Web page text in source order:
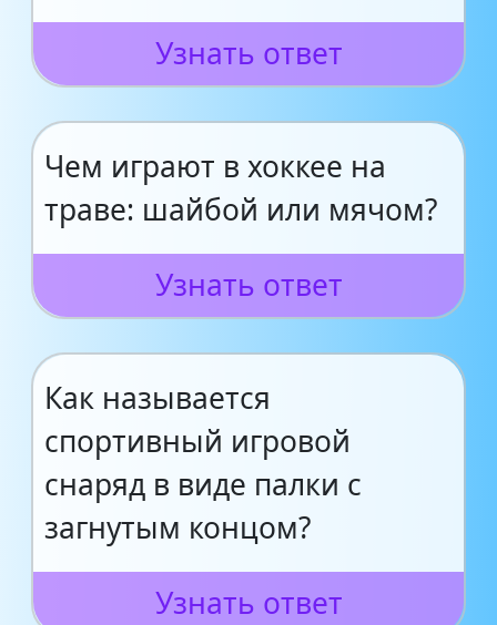
Узнать ответ
Чем играют в хоккее на
траве: шайбой или мячом?
Узнать ответ
Как называется
спортивный игровой
снаряд в виде палки с
загнутым концом?
Узнать ответ